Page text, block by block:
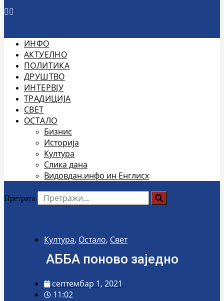
ИНФО
АКТУЕЛНО
ПОЛИТИКА
ДРУШТВО
ИНТЕРВЈУ
ТРАДИЦИЈА
СВЕТ
ОСТАЛО
Бизнис
Историја
Култура
Слика дана
Видовдан.инфо ин Енглисх
Претрага
Култура, Остало, Свет
АББА поново заједно
септембар 1, 2021
11:02